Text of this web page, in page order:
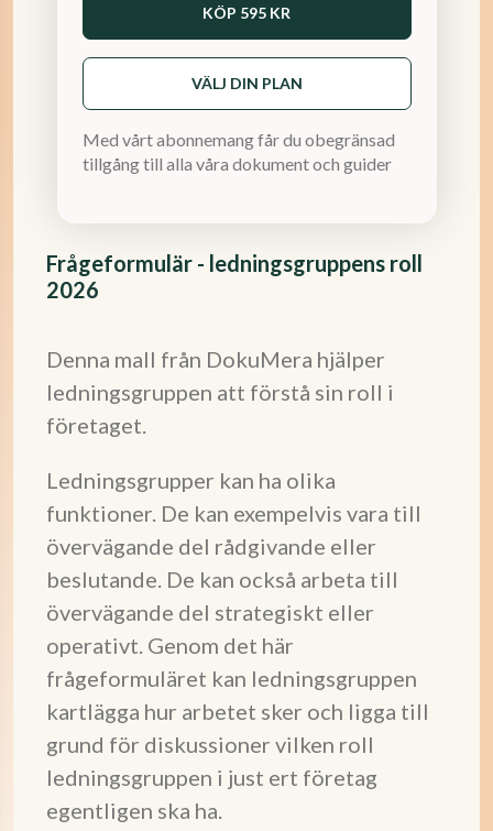
Frågeformulär - ledningsgruppens roll
2026
Denna mall från DokuMera hjälper
ledningsgruppen att förstå sin roll i
företaget.
Ledningsgrupper kan ha olika
funktioner. De kan exempelvis vara till
övervägande del rådgivande eller
beslutande. De kan också arbeta till
övervägande del strategiskt eller
operativt. Genom det här
frågeformuläret kan ledningsgruppen
kartlägga hur arbetet sker och ligga till
grund för diskussioner vilken roll
ledningsgruppen i just ert företag
egentligen ska ha.
KÖP 595 KR
VÄLJ DIN PLAN
Med vårt abonnemang får du obegränsad
tillgång till alla våra dokument och guider